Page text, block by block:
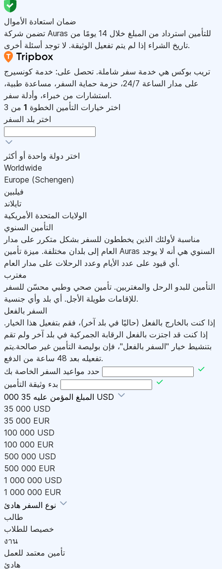
ضمان استعادة الأموال
تضمن شركة Auras للتأمين استرداد من المبلغ خلال 14 يومًا من
تاريخ الشراء إذا لم يتم تفعيل الوثيقة. لا توجد أسئلة أخرى.
تريب بوكس هي خدمة سفر شاملة. تحصل على: خدمة كونسيرج
على مدار الساعة 24/7، حزمة حماية السفر، مساعدة طبية،
استشارات من خبراء، وأدلة سفر.
اختر خيارات التأمين الخطوة 1 من 3
اختر بلد السفر
اختر دولة واحدة أو أكثر
Worldwide
Europe (Schengen)
فيلبين
تايلاند
الولايات المتحدة الأمريكية
التأمين السنوي
مناسبة لأولئك الذين يخططون للسفر بشكل متكرر على مدار
العام إلى بلدان مختلفة. ميزة تأمين Auras السنوي هي أنه لا يوجد
أي قيود على عدد الأيام وعدد الرحلات على مدار العام.
مغترب
التأمين للبدو الرحل والمغتربين. تأمين صحي وطبي محسّن للسفر
للإقامات طويلة الأجل. أي بلد وأي جنسية.
السفر بالفعل
إذا كنت بالخارج بالفعل (حاليًا في بلد آخر)، فقم بتفعيل هذا الخيار.
إذا كنت قد اجتزت بالفعل الرقابة الجمركية في بلد آخر ولم تقم
بتنشيط خيار "السفر بالفعل"، فإن بوليصة التأمين غير صالحة.يتم
تفعيله بعد 48 ساعة من الدفع.
حدد مواعيد السفر الخاصة بك
بدء وثيقة التأمين
المبلغ المؤمن عليه 35 000 USD
35 000 USD
35 000 EUR
100 000 USD
100 000 EUR
500 000 USD
500 000 EUR
1 000 000 USD
1 000 000 EUR
نوع السفر
طالب
خصيصا للطلاب
งาน
تأمين معتمد للعمل
هادئ